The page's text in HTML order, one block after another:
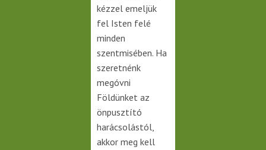
kézzel emeljük
fel Isten felé
minden
szentmisében. Ha
szeretnénk
megóvni
Földünket az
önpusztító
harácsolástól,
akkor meg kell